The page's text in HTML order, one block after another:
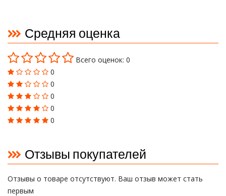
Средняя оценка
Всего оценок: 0
0
0
0
0
0
Отзывы покупателей
Отзывы о товаре отсутствуют. Ваш отзыв может стать
первым